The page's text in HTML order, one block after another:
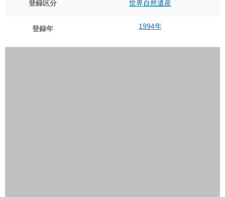
登録区分 世界自然遺産
登録年 1994年